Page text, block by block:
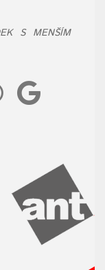
S MENŠÍM